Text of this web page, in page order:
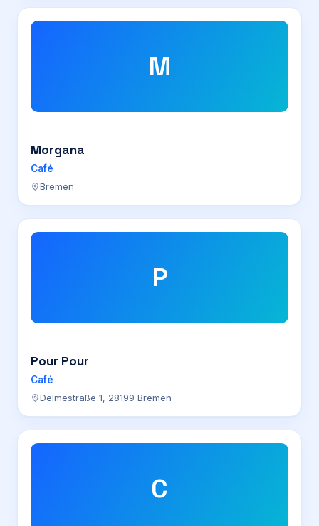
M
Morgana
Café
Bremen
P
Pour Pour
Café
Delmestraße 1, 28199 Bremen
C